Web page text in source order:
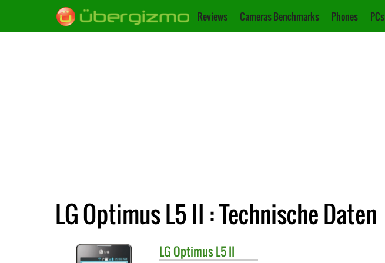
Reviews Cameras Benchmarks Phones PCs
LG Optimus L5 II : Technische Daten
LG Optimus L5 II